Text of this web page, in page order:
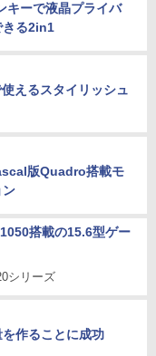
キーで液晶プライバ
きる2in1
えるスタイリッシュ
版Quadro搭載モ
ン
搭載の15.6型ゲー
シリーズ
作ることに成功